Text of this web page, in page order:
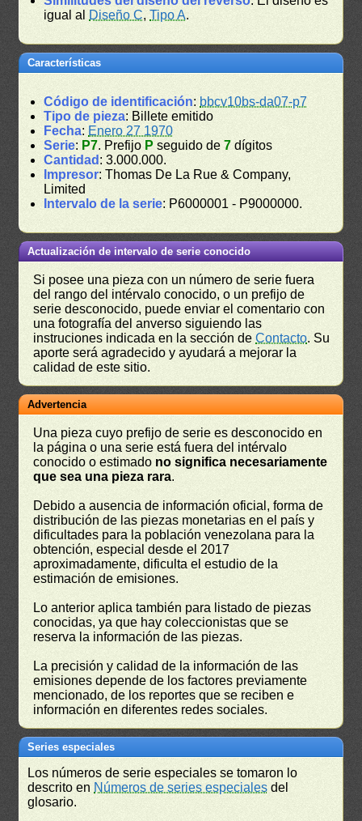
igual al Diseño C,Tipo A.
Características
Código de identificación: bbcv10bs-da07-p7
Tipo de pieza: Billete emitido
Fecha: Enero 27 1970
Serie: P7. Prefijo P seguido de7 dígitos
Cantidad : 3.000.000.
Impresor: Thomas De La Rue & Company,
Limited
Intervalo de la serie: P6000001 - P9000000.
Actualización de intervalo de serie conocido
Si posee una pieza con un número de serie fuera
del rango del intérvalo conocido, o un prefijo de
serie desconocido, puede enviar el comentario con
una fotografía del anverso siguiendo las
instruciones indicada en la sección deContacto. Su
aporte será agradecido y ayudará a mejorar la
calidad de este sitio.
Advertencia
Una pieza cuyo prefijo de serie es desconocido en
la página o una serie está fuera del intérvalo
conocido o estimado no significa necesariamente
que sea una pieza rara.
Debido a ausencia de información oficial, forma de
distribución de las piezas monetarias en el país y
dificultades para la población venezolana para la
obtención, especial desde el 2017
aproximadamente, dificulta el estudio de la
estimación de emisiones.
Lo anterior aplica también para listado de piezas
conocidas, ya que hay coleccionistas que se
reserva la información de las piezas.
La precisión y calidad de la información de las
emisiones depende de los factores previamente
mencionado, de los reportes que se reciben e
información en diferentes redes sociales.
Series especiales
Los números de serie especiales se tomaron lo
descrito en Números de series especiales del
glosario.